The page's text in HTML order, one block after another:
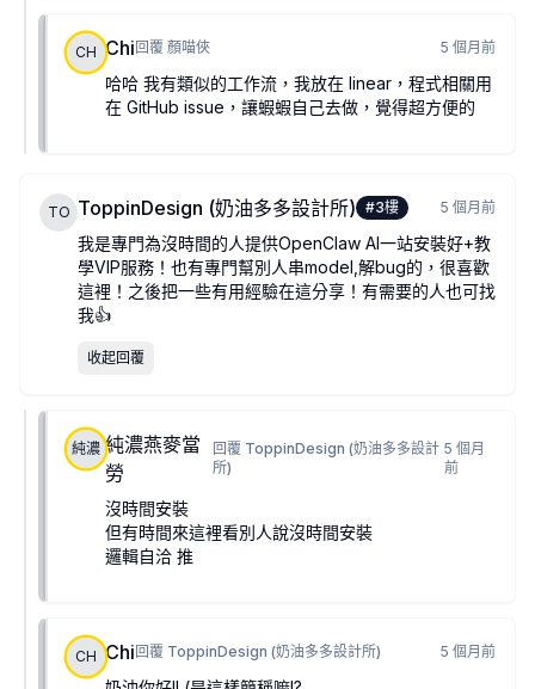
CH Chi 回覆 顏喵俠 5 個月前
哈哈 我有類似的工作流，我放在 linear，程式相關用
在 GitHub issue，讓蝦蝦自己去做，覺得超方便的
TO ToppinDesign (奶油多多設計所) #3樓 5 個月前
我是專門為沒時間的人提供OpenClaw AI一站安裝好+教
學VIP服務！也有專門幫別人串model,解bug的，很喜歡
這裡！之後把一些有用經驗在這分享！有需要的人也可找
我👍
收起回覆
純濃 純濃燕麥當
勞
回覆 ToppinDesign (奶油多多設計
所)
5 個月
前
沒時間安裝
但有時間來這裡看別人說沒時間安裝
邏輯自洽 推
CH Chi 回覆 ToppinDesign (奶油多多設計所) 5 個月前